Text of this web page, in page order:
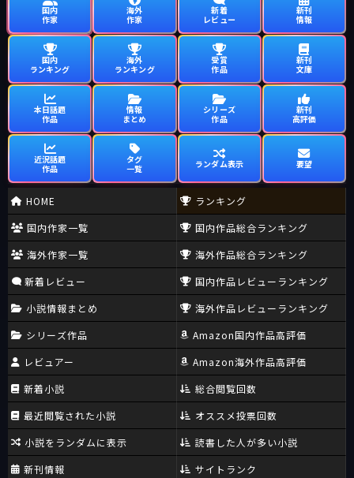
国内
作家
海外
作家
新着
レビュー
新刊
情報
国内
ランキング
海外
ランキング
受賞
作品
新刊
文庫
本日話題
作品
情報
まとめ
シリーズ
作品
新刊
高評価
近況話題
作品
タグ
一覧
ランダム表示 要望
HOME
国内作家一覧
海外作家一覧
新着レビュー
小説情報まとめ
シリーズ作品
レビュアー
新着小説
最近閲覧された小説
小説をランダムに表示
新刊情報
ランキング
国内作品総合ランキング
海外作品総合ランキング
国内作品レビューランキング
海外作品レビューランキング
Amazon国内作品高評価
Amazon海外作品高評価
総合閲覧回数
オススメ投票回数
読書した人が多い小説
サイトランク